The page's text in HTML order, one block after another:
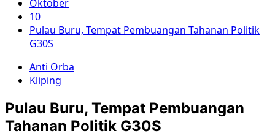
Oktober
10
Pulau Buru, Tempat Pembuangan Tahanan Politik
G30S
Anti Orba
Kliping
Pulau Buru, Tempat Pembuangan
Tahanan Politik G30S